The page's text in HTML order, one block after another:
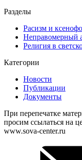
Разделы
Расизм и
Неправомерный
Религия в
Категории
Новости
Публикации
Документы
При перепечатке
просим ссылаться на
www.sova-center.ru